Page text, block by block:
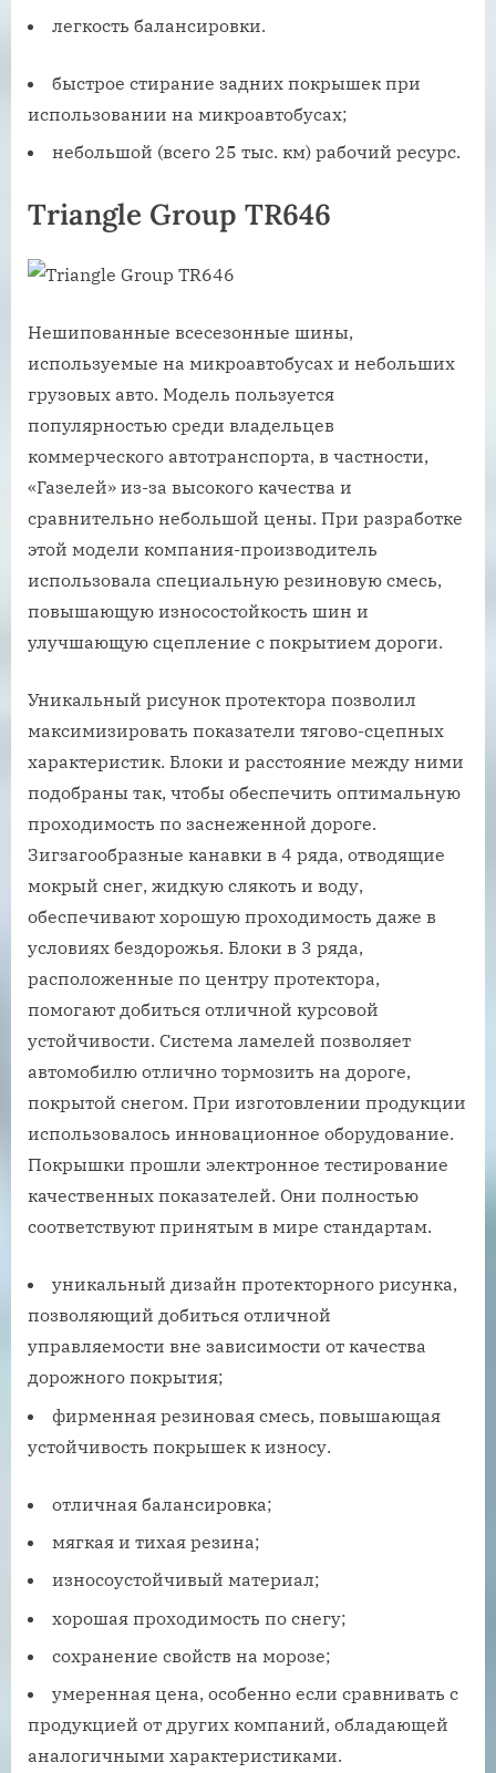
легкость балансировки.
быстрое стирание задних покрышек при
использовании на микроавтобусах;
небольшой (всего 25 тыс. км) рабочий ресурс.
Triangle Group TR646
Нешипованные всесезонные шины,
используемые на микроавтобусах и небольших
грузовых авто. Модель пользуется
популярностью среди владельцев
коммерческого автотранспорта, в частности,
«Газелей» из-за высокого качества и
сравнительно небольшой цены. При разработке
этой модели компания-производитель
использовала специальную резиновую смесь,
повышающую износостойкость шин и
улучшающую сцепление с покрытием дороги.
Уникальный рисунок протектора позволил
максимизировать показатели тягово-сцепных
характеристик. Блоки и расстояние между ними
подобраны так, чтобы обеспечить оптимальную
проходимость по заснеженной дороге.
Зигзагообразные канавки в 4 ряда, отводящие
мокрый снег, жидкую слякоть и воду,
обеспечивают хорошую проходимость даже в
условиях бездорожья. Блоки в 3 ряда,
расположенные по центру протектора,
помогают добиться отличной курсовой
устойчивости. Система ламелей позволяет
автомобилю отлично тормозить на дороге,
покрытой снегом. При изготовлении продукции
использовалось инновационное оборудование.
Покрышки прошли электронное тестирование
качественных показателей. Они полностью
соответствуют принятым в мире стандартам.
уникальный дизайн протекторного рисунка,
позволяющий добиться отличной
управляемости вне зависимости от качества
дорожного покрытия;
фирменная резиновая смесь, повышающая
устойчивость покрышек к износу.
отличная балансировка;
мягкая и тихая резина;
износоустойчивый материал;
хорошая проходимость по снегу;
сохранение свойств на морозе;
умеренная цена, особенно если сравнивать с
продукцией от других компаний, обладающей
аналогичными характеристиками.